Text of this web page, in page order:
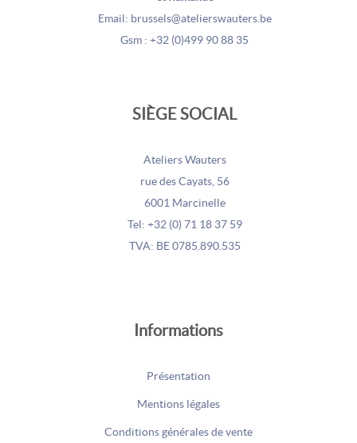
Email: brussels@atelierswauters.be
Gsm : +32 (0)499 90 88 35
SIÈGE SOCIAL
Ateliers Wauters
rue des Cayats, 56
6001 Marcinelle
Tel: +32 (0) 71 18 37 59
TVA: BE 0785.890.535
Informations
Présentation
Mentions légales
Conditions générales de vente